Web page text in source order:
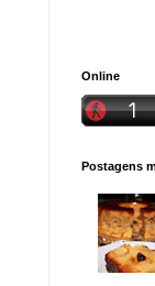
Online
Postagens